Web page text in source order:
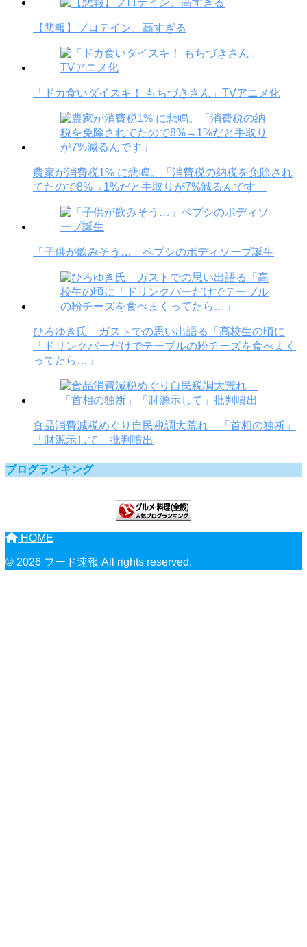
【悲報】プロテイン、高すぎる
「ドカ食いダイスキ！ もちづきさん」TVアニメ化
農家が消費税1% に悲鳴。「消費税の納税を免除され
てたので8%→1%だと手取りが7%減るんです」
「子供が飲みそう…」ペプシのボディソープ誕生
ひろゆき氏 ガストでの思い出語る「高校生の頃に
「ドリンクバーだけでテーブルの粉チーズを食べまく
ってたら…」
食品消費減税めぐり自民税調大荒れ 「首相の独断」
「財源示して」批判噴出
ブログランキング
HOME
© 2026 フード速報 All rights reserved.